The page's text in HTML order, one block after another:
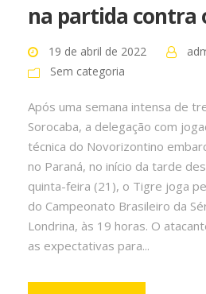
na partida contra
19 de abril de 2022
Sem categoria
Após uma semana intensa de
Sorocaba, a delegação com
técnica do Novorizontino
no Paraná, no início da tarde
quinta-feira (21), o Tigre joga
do Campeonato Brasileiro da
Londrina, às 19 horas. O
as expectativas para...